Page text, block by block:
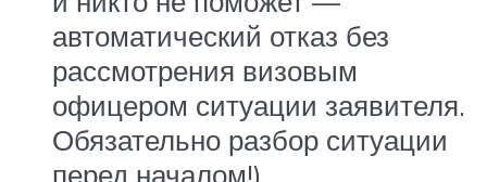
автоматический отказ без
рассмотрения визовым
офицером ситуации заявителя.
Обязательно разбор ситуации
перед началом!)